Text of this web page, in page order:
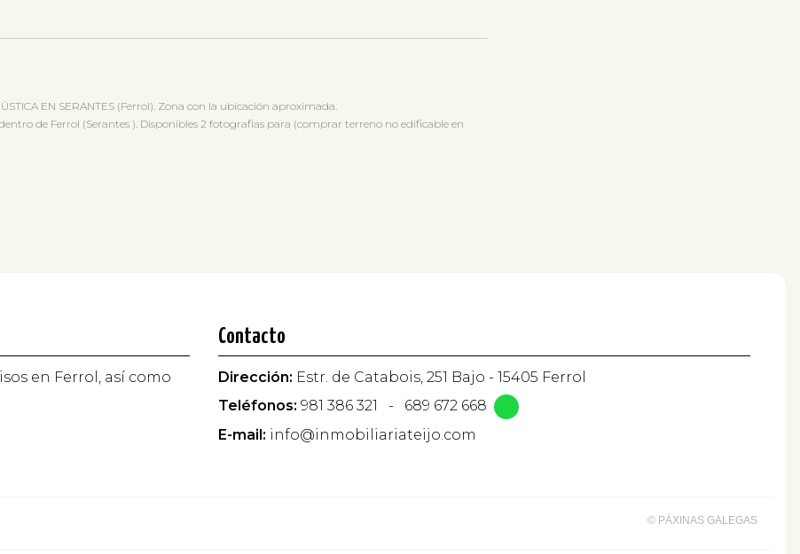
EN SERANTES (Ferrol). Zona con la ubicación aproximada.
dentro de Ferrol (Serantes ). Disponibles 2 fotografias para (comprar terreno no edificable en
en Ferrol, así como
Contacto
Dirección: Estr. de Catabois, 251 Bajo - 15405 Ferrol
Teléfonos: 981 386 321 -
689 672 668
E-mail: info@inmobiliariateijo.com
© PÁXINAS GALEGAS